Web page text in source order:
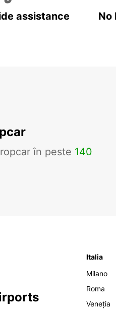
assistance No
în peste 140
Italia
Milano
Roma
Veneția